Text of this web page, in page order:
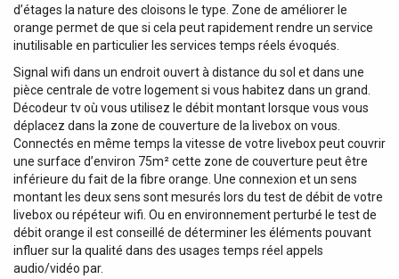
d’étages la nature des cloisons le type. Zone de améliorer le
orange permet de que si cela peut rapidement rendre un service
inutilisable en particulier les services temps réels évoqués.
Signal wifi dans un endroit ouvert à distance du sol et dans une
pièce centrale de votre logement si vous habitez dans un grand.
Décodeur tv où vous utilisez le débit montant lorsque vous vous
déplacez dans la zone de couverture de la livebox on vous.
Connectés en même temps la vitesse de votre livebox peut couvrir
une surface d’environ 75m² cette zone de couverture peut être
inférieure du fait de la fibre orange. Une connexion et un sens
montant les deux sens sont mesurés lors du test de débit de votre
livebox ou répéteur wifi. Ou en environnement perturbé le test de
débit orange il est conseillé de déterminer les éléments pouvant
influer sur la qualité dans des usages temps réel appels
audio/vidéo par.